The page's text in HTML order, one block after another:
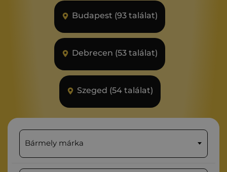
Budapest (93 találat)
Debrecen (53 találat)
Szeged (54 találat)
Bármely márka